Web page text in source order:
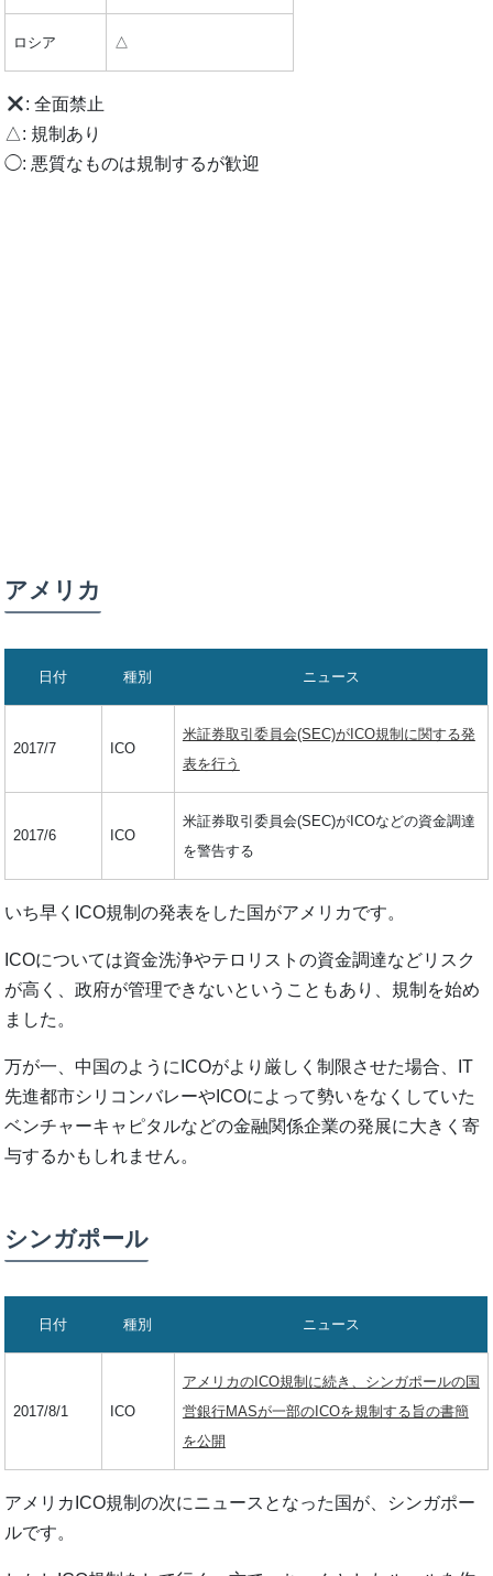
ロシア △
: 全面禁止
△: 規制あり
◯: 悪質なものは規制するが歓迎
アメリカ
日付 種別 ニュース
2017/7 ICO
米証券取引委員会(SEC)がICO規制に関する発
表を行う
2017/6 ICO
米証券取引委員会(SEC)がICOなどの資金調達
を警告する
いち早くICO規制の発表をした国がアメリカです。
ICOについては資金洗浄やテロリストの資金調達などリスク
が高く、政府が管理できないということもあり、規制を始め
ました。
万が一、中国のようにICOがより厳しく制限させた場合、IT
先進都市シリコンバレーやICOによって勢いをなくしていた
ベンチャーキャピタルなどの金融関係企業の発展に大きく寄
与するかもしれません。
シンガポール
日付 種別 ニュース
2017/8/1 ICO
アメリカのICO規制に続き、シンガポールの国
営銀行MASが一部のICOを規制する旨の書簡
を公開
アメリカICO規制の次にニュースとなった国が、シンガポー
ルです。